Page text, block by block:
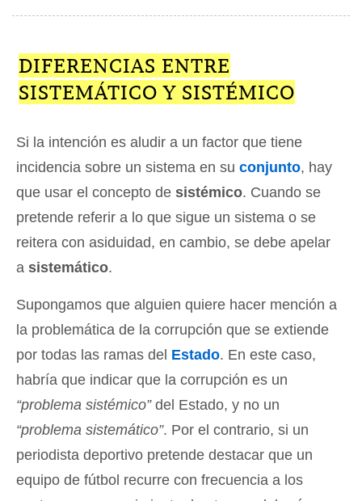
DIFERENCIAS ENTRE
SISTEMÁTICO Y SISTÉMICO
Si la intención es aludir a un factor que tiene
incidencia sobre un sistema en su conjunto, hay
que usar el concepto de sistémico. Cuando se
pretende referir a lo que sigue un sistema o se
reitera con asiduidad, en cambio, se debe apelar
a sistemático.
Supongamos que alguien quiere hacer mención a
la problemática de la corrupción que se extiende
por todas las ramas del Estado. En este caso,
habría que indicar que la corrupción es un
“problema sistémico”del Estado, y no un
“problema sistemático”. Por el contrario, si un
periodista deportivo pretende destacar que un
equipo de fútbol recurre con frecuencia a los